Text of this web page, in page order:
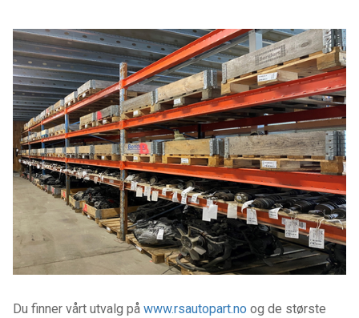
Du finner vårt utvalg på www.rsautopart.no og de største